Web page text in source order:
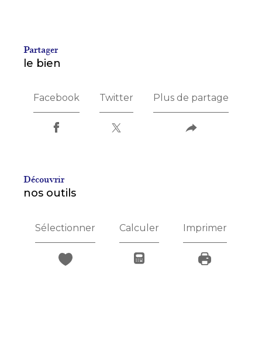
partager
le bien
Facebook Twitter Plus de partage
découvrir
nos outils
Sélectionner Calculer Imprimer